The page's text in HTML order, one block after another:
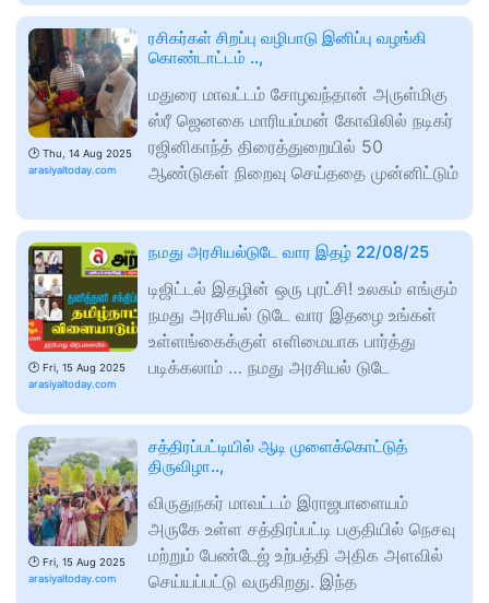
🕑 Thu, 14 Aug 2025
arasiyaltoday.com
ரசிகர்கள் சிறப்பு வழிபாடு இனிப்பு வழங்கி
கொண்டாட்டம் ..,
மதுரை மாவட்டம் சோழவந்தான் அருள்மிகு
ஸ்ரீ ஜெனகை மாரியம்மன் கோவிலில் நடிகர்
ரஜினிகாந்த் திரைத்துறையில் 50
ஆண்டுகள் நிறைவு செய்ததை முன்னிட்டும்
🕑 Fri, 15 Aug 2025
arasiyaltoday.com
நமது அரசியல்டுடே வார இதழ் 22/08/25
டிஜிட்டல் இதழின் ஒரு புரட்சி! உலகம் எங்கும்
நமது அரசியல் டுடே வார இதழை உங்கள்
உள்ளங்கைக்குள் எளிமையாக பார்த்து
படிக்கலாம் … நமது அரசியல் டுடே
🕑 Fri, 15 Aug 2025
arasiyaltoday.com
சத்திரப்பட்டியில் ஆடி முளைக்கொட்டுத்
திருவிழா..,
விருதுநகர் மாவட்டம் இராஜபாளையம்
அருகே உள்ள சத்திரப்பட்டி பகுதியில் நெசவு
மற்றும் பேண்டேஜ் உற்பத்தி அதிக அளவில்
செய்யப்பட்டு வருகிறது‌. இந்த